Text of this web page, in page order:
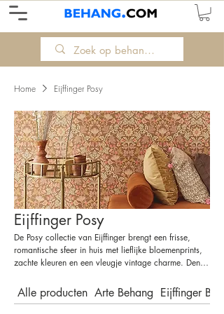
Home Eijffinger Posy
Eijffinger Posy
De Posy collectie van Eijffinger brengt een frisse,
romantische sfeer in huis met lieflijke bloemenprints,
zachte kleuren en een vleugje vintage charme. Denk
tinten die warmte en gezelligheid uitstralen. Posy is
perfect voor wie houdt van een lichte, vriendelijke
Alle producten Arte Behang Eijffinger